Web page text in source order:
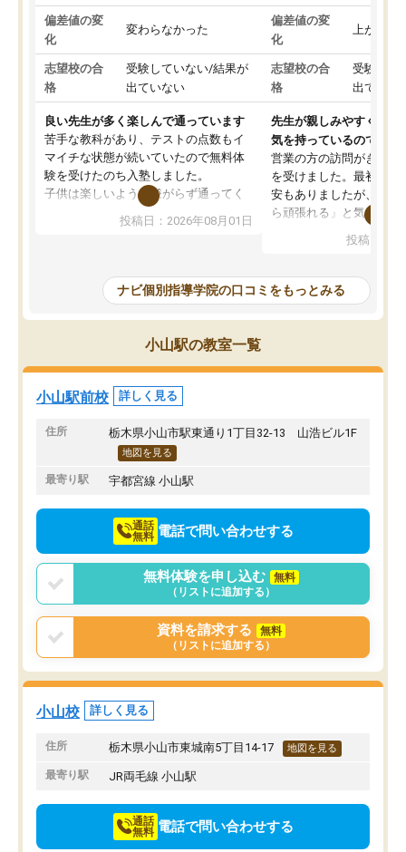
偏差値の変
化
変わらなかった
志望校の合
格
受験していない/結果が
出ていない
良い先生が多く楽しんで通っています
苦手な教科があり、テストの点数もイ
マイチな状態が続いていたので無料体
験を受けたのち入塾しました。
子供は楽しいようで嫌がらず通ってく
先生は良い方が多く、いつも笑顔で対
教室は少し狭い印象なので夜の時間帯
など生徒さんが多い時間帯は手狭では
ないかな？と感じます。
また駅前にあるのでアクセスは良いで
すが駐車場がないのでお迎えの際に近
隣のコインパーキングを利用または路
上駐車をするしかない点が少し不便で
投稿日：2026年08月01日
偏差値の変
化
上がった
志望校の合
格
受験して
出ていな
先生が親しみやすく勉強
気を持っているので安心
営業の方の訪問がきっか
を受けました。最初は続
安もありましたが、子ど
ら頑張れる」と気に入り
ても分かりやすく、学
方を丁寧に教えてくださ
が深まっていると感じま
熱心で、一人ひとりの苦
前より勉強に前向きに取
りたいと思える塾です。
投稿日：
ナビ個別指導学院の口コミをもっとみる
小山駅の教室一覧
小山駅前校 詳しく見る
住所 栃木県小山市駅東通り1丁目32-13 山浩ビル1F
地図を見る
最寄り駅 宇都宮線 小山駅
通話
無料 電話で問い合わせする
無料体験を申し込む
無料
（リストに追加する）
資料を請求する
無料
（リストに追加する）
小山校 詳しく見る
住所 栃木県小山市東城南5丁目14-17 地図を見る
最寄り駅 JR両毛線 小山駅
通話
無料 電話で問い合わせする